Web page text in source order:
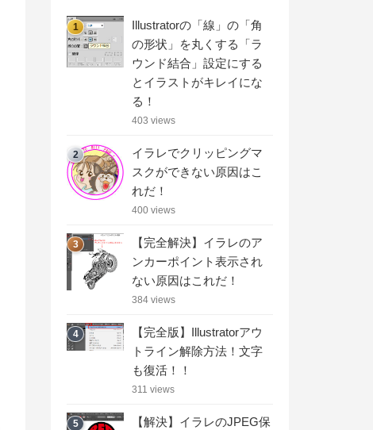
1
Illustratorの「線」の「角
の形状」を丸くする「ラ
ウンド結合」設定にする
とイラストがキレイにな
る！
403 views
2
イラレでクリッピングマ
スクができない原因はこ
れだ！
400 views
3
【完全解決】イラレのア
ンカーポイント表示され
ない原因はこれだ！
384 views
4
【完全版】Illustratorアウ
トライン解除方法！文字
も復活！！
311 views
5
【解決】イラレのJPEG保